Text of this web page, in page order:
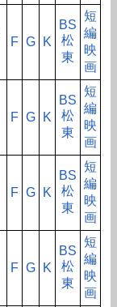
F G K
BS
松
東
短
編
映
画
F G K
BS
松
東
短
編
映
画
F G K
BS
松
東
短
編
映
画
F G K
BS
松
東
短
編
映
画